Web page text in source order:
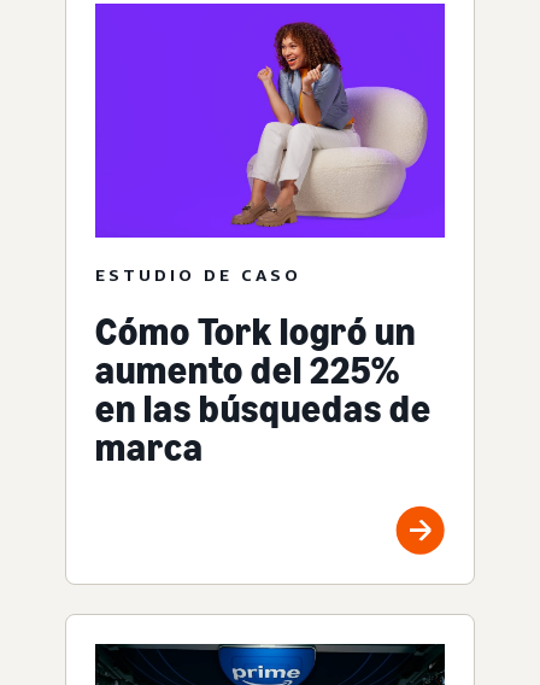
ESTUDIO DE CASO
Cómo Tork logró un
aumento del 225%
en las búsquedas de
marca